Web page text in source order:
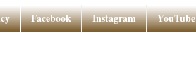
Facebook Instagram YouTube